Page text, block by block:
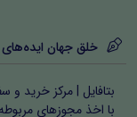
خلق جهان ایده‌های
بتافایل | مرکز خرید